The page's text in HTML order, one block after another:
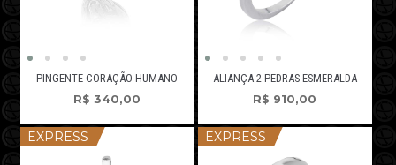
PINGENTE CORAÇÃO HUMANO
R$ 340,00
ALIANÇA 2 PEDRAS ESMERALDA
R$ 910,00
EXPRESS EXPRESS